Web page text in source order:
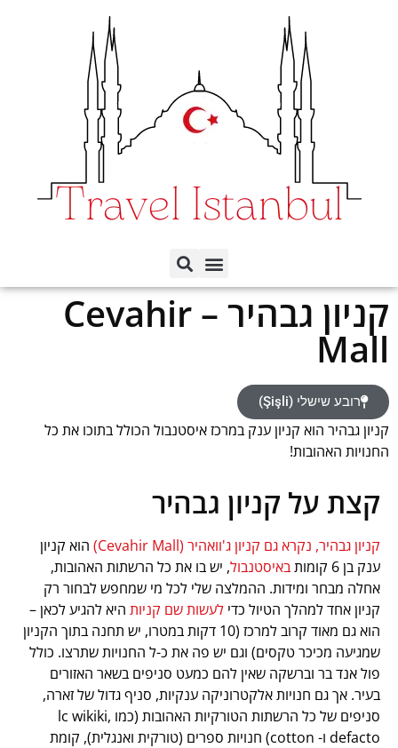
קניון גבהיר – Cevahir
Mall
רובע שישלי (Şişli)
קניון גבהיר הוא קניון ענק במרכז איסטנבול הכולל בתוכו את כל
החנויות האהובות!
קצת על קניון גבהיר
קניון גבהיר, נקרא גם קניון ג'וואהיר (Cevahir Mall)
הוא קניון
ענק בן 6 קומות
באיסטנבול, יש בו את כל הרשתות האהובות,
אחלה מבחר ומידות. ההמלצה שלי לכל מי שמחפש לבחור רק
קניון אחד למהלך הטיול כדי לעשות שם קניות היא להגיע לכאן –
הוא גם מאוד קרוב למרכז (10 דקות במטרו, יש תחנה בתוך הקניון
שמגיעה מכיכר טקסים) וגם יש פה את כ-ל החנויות שתרצו. כולל
פול אנד בר וברשקה שאין להם כמעט סניפים בשאר האזורים
בעיר. אך גם חנויות אלקטרוניקה ענקיות, סניף גדול של זארה,
סניפים של כל הרשתות הטורקיות האהובות (כמו lc wikiki,
defacto ו- cotton) חנויות ספרים (טורקית ואנגלית), קומת